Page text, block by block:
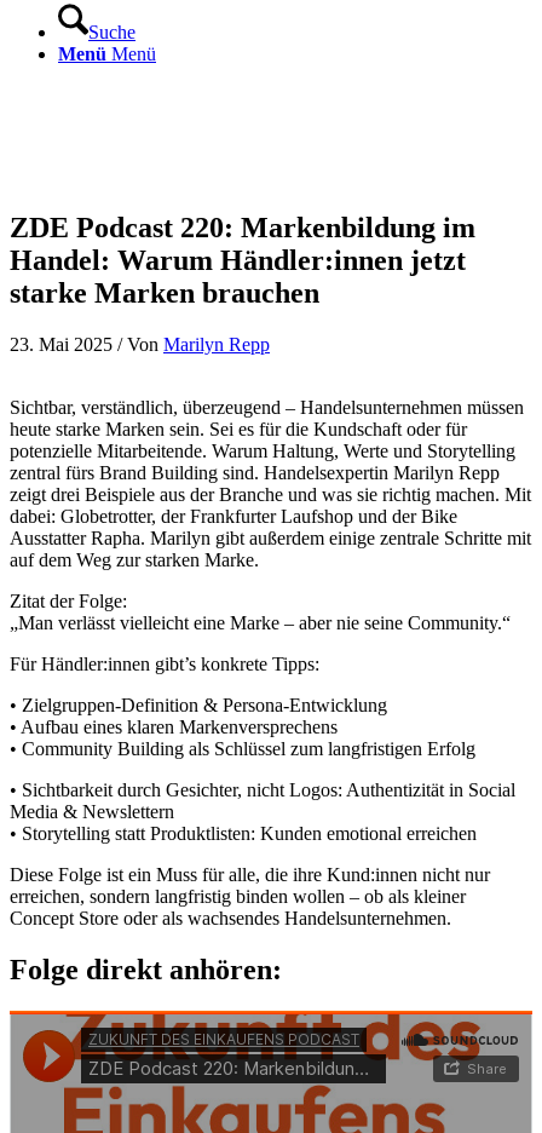
Suche
Menü Menü
ZDE Podcast 220: Markenbildung im
Handel: Warum Händler:innen jetzt
starke Marken brauchen
23. Mai 2025 / Von Marilyn Repp
Sichtbar, verständlich, überzeugend – Handelsunternehmen müssen
heute starke Marken sein. Sei es für die Kundschaft oder für
potenzielle Mitarbeitende. Warum Haltung, Werte und Storytelling
zentral fürs Brand Building sind. Handelsexpertin Marilyn Repp
zeigt drei Beispiele aus der Branche und was sie richtig machen. Mit
dabei: Globetrotter, der Frankfurter Laufshop und der Bike
Ausstatter Rapha. Marilyn gibt außerdem einige zentrale Schritte mit
auf dem Weg zur starken Marke.
Zitat der Folge:
„Man verlässt vielleicht eine Marke – aber nie seine Community.“
Für Händler:innen gibt’s konkrete Tipps:
• Zielgruppen-Definition & Persona-Entwicklung
• Aufbau eines klaren Markenversprechens
• Community Building als Schlüssel zum langfristigen Erfolg
• Sichtbarkeit durch Gesichter, nicht Logos: Authentizität in Social
Media & Newslettern
• Storytelling statt Produktlisten: Kunden emotional erreichen
Diese Folge ist ein Muss für alle, die ihre Kund:innen nicht nur
erreichen, sondern langfristig binden wollen – ob als kleiner
Concept Store oder als wachsendes Handelsunternehmen.
Folge direkt anhören: